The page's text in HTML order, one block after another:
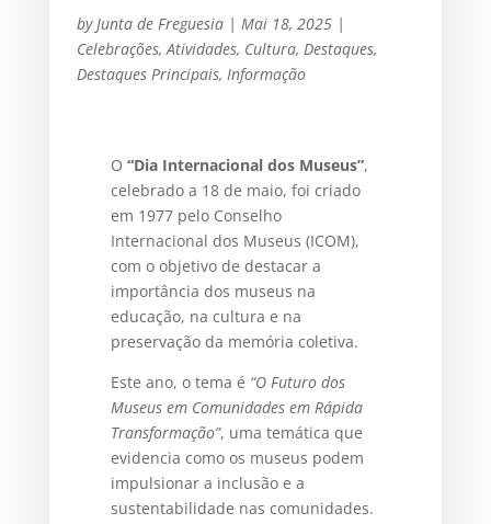
by Junta de Freguesia| Mai 18, 2025|
Celebrações, Atividades, Cultura, Destaques,
Destaques Principais, Informação
O “Dia Internacional dos Museus”,
celebrado a 18 de maio, foi criado
em 1977 pelo Conselho
Internacional dos Museus (ICOM),
com o objetivo de destacar a
importância dos museus na
educação, na cultura e na
preservação da memória coletiva.
Este ano, o tema é “O Futuro dos
Museus em Comunidades em Rápida
Transformação”, uma temática que
evidencia como os museus podem
impulsionar a inclusão e a
sustentabilidade nas comunidades.